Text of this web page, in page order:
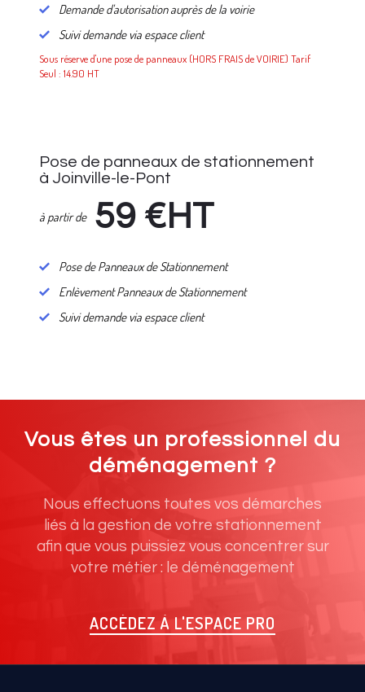
Demande d'autorisation auprès de la voirie
Suivi demande via espace client
Sous réserve d'une pose de panneaux (HORS FRAIS de VOIRIE) Tarif
Seul : 14.90 HT
Pose de panneaux de stationnement
à Joinville-le-Pont
à partir de 59 €HT
Pose de Panneaux de Stationnement
Enlèvement Panneaux de Stationnement
Suivi demande via espace client
Vous êtes un professionnel du
déménagement ?
Nous effectuons toutes vos démarches
liés à la gestion de votre stationnement
afin que vous puissiez vous concentrer sur
votre métier : le déménagement
ACCÉDEZ À L'ESPACE PRO